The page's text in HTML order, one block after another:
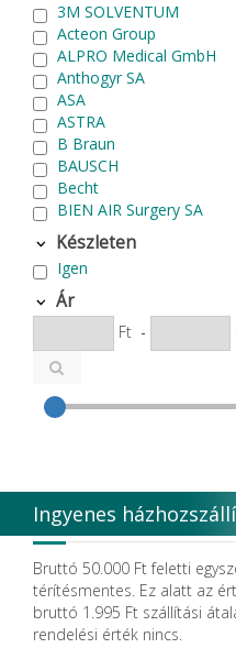
3M SOLVENTUM
Acteon Group
ALPRO Medical GmbH
Anthogyr SA
ASA
ASTRA
B Braun
BAUSCH
Becht
BIEN AIR Surgery SA
Bode Chemie
Cardex
Carlo de Giorgi srl
CATTANI SpA
CAVEX
Cefla S.C.
CEMM Dental High Tech
Coxo Medical
Degradable Solutions AG
DELTA RT.
Dendia GmbH
DenMat Holdings, LLC
Dental Film srl.
Dental Pacific
Dentis
Készleten
Igen
Ár
Ft -
Ingyenes
Bruttó 50.000 Ft feletti
térítésmentes. Ez alatt az
bruttó 1.995 Ft szállítási
rendelési érték nincs.